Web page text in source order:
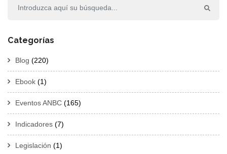
Categorías
Blog (220)
Ebook (1)
Eventos ANBC (165)
Indicadores (7)
Legislación (1)